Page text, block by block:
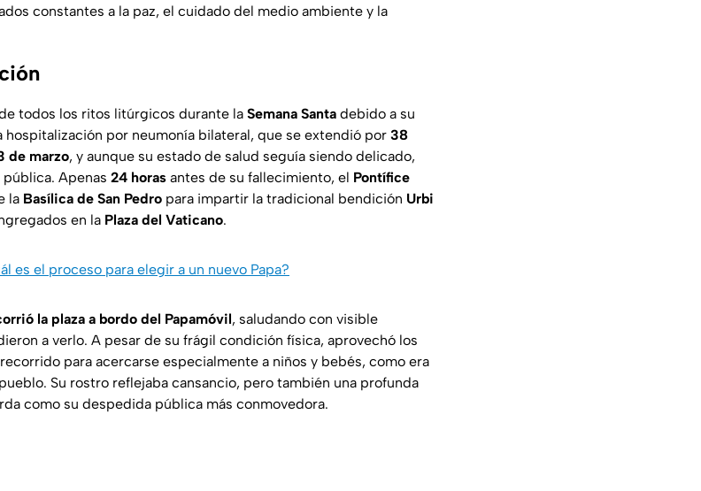
constantes a la paz, el cuidado del medio ambiente y la
todos los ritos litúrgicos durante la Semana Santa debido a su
por neumonía bilateral, que se extendió por 38
de marzo, y aunque su estado de salud seguía siendo delicado,
Apenas 24 horas antes de su fallecimiento, el Pontífice
la Basílica de San Pedro para impartir la tradicional bendición Urbi
en la Plaza del Vaticano.
es el proceso para elegir a un nuevo Papa?
la plaza a bordo del Papamóvil, saludando con visible
a verlo. A pesar de su frágil condición física, aprovechó los
para acercarse especialmente a niños y bebés, como era
Su rostro reflejaba cansancio, pero también una profunda
como su despedida pública más conmovedora.